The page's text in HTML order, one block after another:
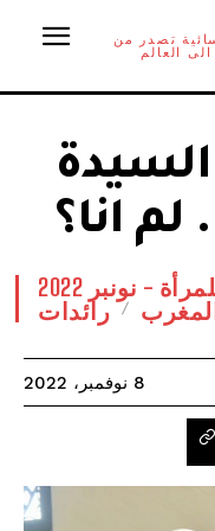
تصدر من
العالم
لم انا؟
- نونبر 2022
رائدات
8 نوفمبر، 2022